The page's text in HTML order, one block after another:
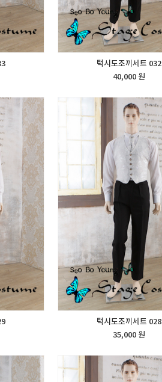
턱시도조끼세트 032
40,000 원
턱시도조끼세트 028
35,000 원